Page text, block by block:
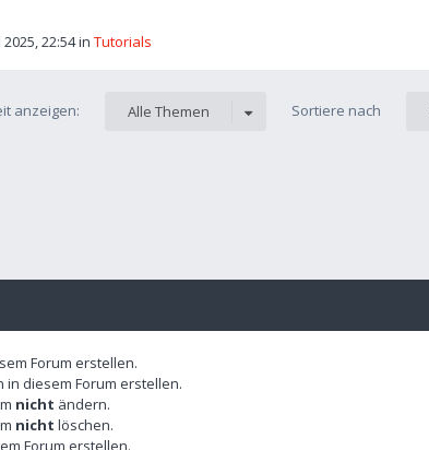
22:54in Tutorials
anzeigen: Alle Themen Sortiere nach
Forum erstellen.
in diesem Forum erstellen.
nicht ändern.
nicht löschen.
Forum erstellen.